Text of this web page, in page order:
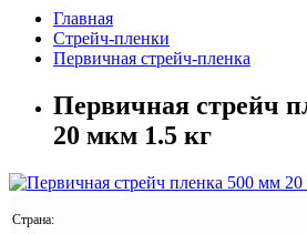
Главная
Стрейч-пленки
Первичная стрейч-пленка
Первичная стрейч
20 мкм 1.5 кг
Страна: